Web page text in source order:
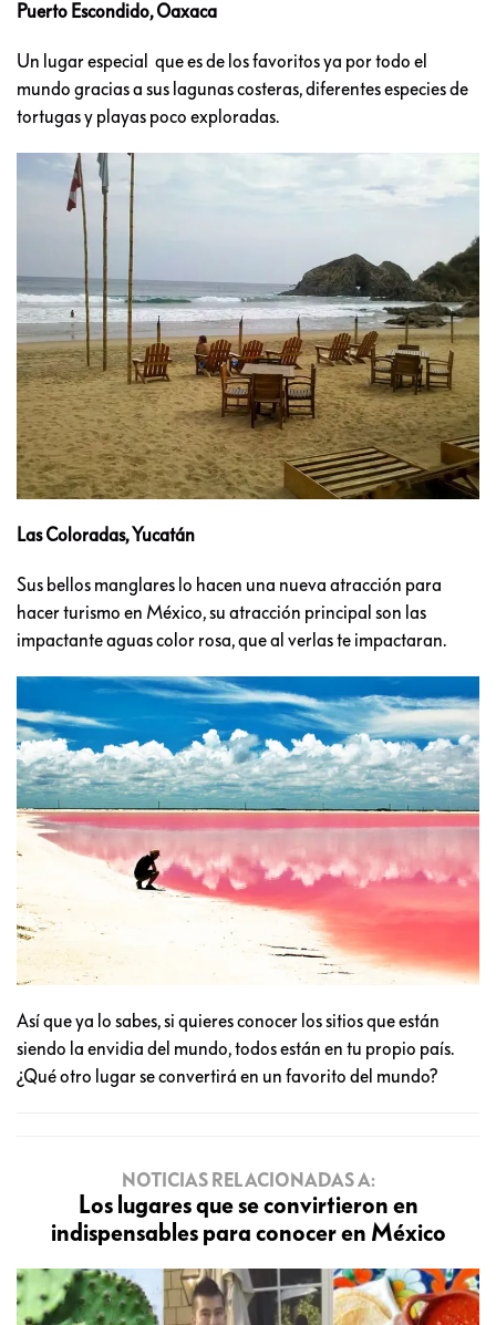
Puerto Escondido, Oaxaca
Un lugar especial que es de los favoritos ya por todo el
mundo gracias a sus lagunas costeras, diferentes especies de
tortugas y playas poco exploradas.
Las Coloradas, Yucatán
Sus bellos manglares lo hacen una nueva atracción para
hacer turismo en México, su atracción principal son las
impactante aguas color rosa, que al verlas te impactaran.
Así que ya lo sabes, si quieres conocer los sitios que están
siendo la envidia del mundo, todos están en tu propio país.
¿Qué otro lugar se convertirá en un favorito del mundo?
NOTICIAS RELACIONADAS A:
Los lugares que se convirtieron en
indispensables para conocer en México